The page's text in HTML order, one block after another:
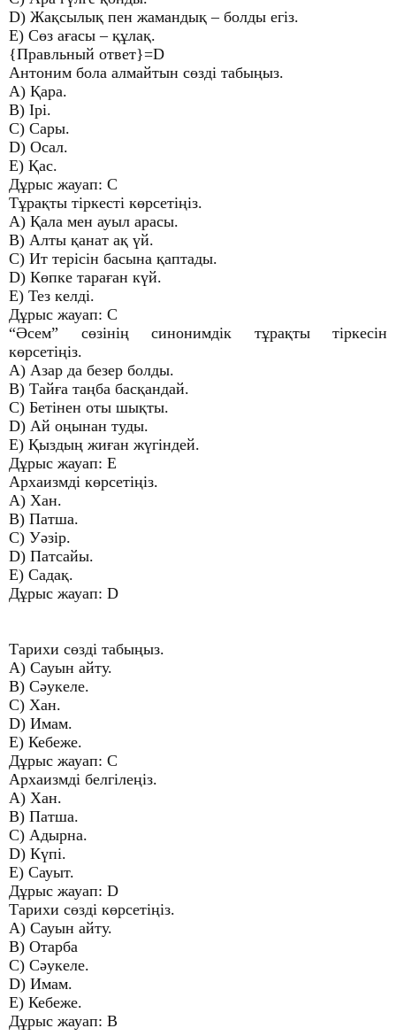
D) Жақсылық пен жамандық – болды егіз.
E) Сөз ағасы – құлақ.
{Правльный ответ}=D
Антоним бола алмайтын сөзді табыңыз.
A) Қара.
B) Ірі.
C) Сары.
D) Осал.
E) Қас.
Дұрыс жауап: C
Тұрақты тіркесті көрсетіңіз.
A) Қала мен ауыл арасы.
B) Алты қанат ақ үй.
C) Ит терісін басына қаптады.
D) Көпке тараған күй.
E) Тез келді.
Дұрыс жауап: C
“Әсем” сөзінің синонимдік тұрақты тіркесін
көрсетіңіз.
A) Азар да безер болды.
B) Тайға таңба басқандай.
C) Бетінен оты шықты.
D) Ай оңынан туды.
E) Қыздың жиған жүгіндей.
Дұрыс жауап: E
Архаизмді көрсетіңіз.
A) Хан.
B) Патша.
C) Уәзір.
D) Патсайы.
E) Садақ.
Дұрыс жауап: D
Тарихи сөзді табыңыз.
A) Сауын айту.
B) Сәукеле.
C) Хан.
D) Имам.
E) Кебеже.
Дұрыс жауап: C
Архаизмді белгілеңіз.
A) Хан.
B) Патша.
C) Адырна.
D) Күпі.
E) Сауыт.
Дұрыс жауап: D
Тарихи сөзді көрсетіңіз.
A) Сауын айту.
B) Отарба
C) Сәукеле.
D) Имам.
E) Кебеже.
Дұрыс жауап: B